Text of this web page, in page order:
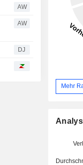
AW
AW
DJ
Mehr